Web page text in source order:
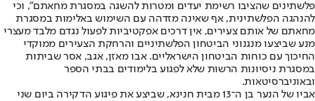
פלשתינים שהציבו רשימת יעדים ומטרות להשגה במסגרת מחאתם", וכי
להנהגה הפלשתינית, אף שאינה מזדהה עם השימוש באלימות במסגרת
מחאתם של אותם צעירים, אין דרכים אפקטיביות לפעול נגדם מלבד מעצרי
מנע שביצעו מנגנוני הביטחון הפלשתיניים והרחקת הצעירים ממוקדי
החיכוך עם כוחות הביטחון הישראליים. אבו מאזן, אגב, אסר שביתות
במסגרת ניסיונות הרשות שלא לפגוע בלימודים בבתי הספר
ובאוניברסיטאות.
אביו של הנער בן ה־13 מבית חנינא, שביצע את פיגוע הדקירה ביום שני